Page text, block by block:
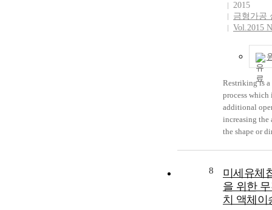
2015
금형가공
Vol.2015
Restriking is
process which
additional
increasing the
the shape or
Restriking is
a corner sharp
last step. A
punch is
8
미세유체
을 위한
치 액체이